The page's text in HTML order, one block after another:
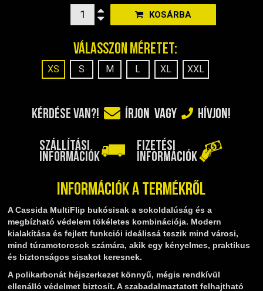
MOTORBLOKK KOMPLETT
SZERSZÁMOK
RUHÁZAT, VÉDŐFELSZERELÉSEK
SZŰRŐK ÉS TARTOZÉKAIK
TÖMÍTÉSEK (ROBOGÓ, MOPED, QUAD)
VÁZ, FUTÓMŰ, SZILENT, SZTENDER
ZÁRAK, GYÚJTÁSKAPCSOLÓK
%KÉSZLET KISÖPRÉS%
KOSÁRBA
Válasszon méretet:
XS S M L XL XXL
KÉRDÉSE VAN?! ÍRJON VAGY HÍVJON!
SZÁLLÍTÁSI
INFORMÁCIÓK
FIZETÉSI
INFORMÁCIÓK
Információk a termékről
A Cassida MultiFlip bukósisak a sokoldalúság és a
megbízható védelem tökéletes kombinációja. Modern
kialakítása és fejlett funkciói ideálissá teszik mind városi,
mind túramotorosok számára, akik egy kényelmes, praktikus
és biztonságos sisakot keresnek.
A polikarbonát héjszerkezet könnyű, mégis rendkívül
ellenálló védelmet biztosít. A szabadalmaztatott felhajtható